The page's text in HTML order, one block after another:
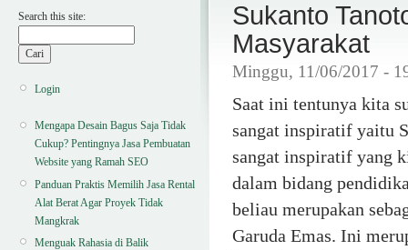
Search this site:
Login
Mengapa Desain Bagus Saja Tidak
Cukup? Pentingnya Jasa Pembuatan
Website yang Ramah SEO
Panduan Praktis Memilih Jasa Rental
Alat Berat Agar Proyek Tidak
Mangkrak
Menguak Rahasia di Balik
Sukanto
Masyarakat
Minggu, 11/06/2017 -
Saat ini tentunya kita
sangat inspiratif yaitu
sangat inspiratif yang
dalam bidang
beliau merupakan
Garuda Emas. Ini